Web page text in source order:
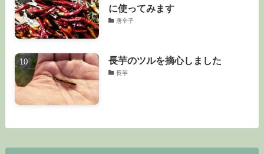
に使ってみます
唐辛子
長芋のツルを摘心しました
長芋